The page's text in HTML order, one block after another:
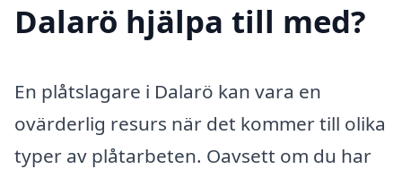
Dalarö hjälpa till med?
En plåtslagare i Dalarö kan vara en
ovärderlig resurs när det kommer till olika
typer av plåtarbeten. Oavsett om du har